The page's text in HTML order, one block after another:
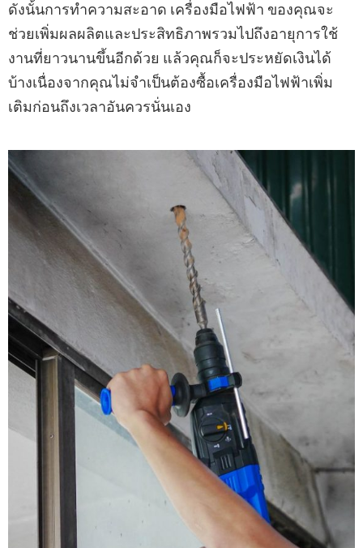
ดังนั้นการทำความสะอาด เครื่องมือไฟฟ้า ของคุณจะ
ช่วยเพิ่มผลผลิตและประสิทธิภาพรวมไปถึงอายุการใช้
งานที่ยาวนานขึ้นอีกด้วย แล้วคุณก็จะประหยัดเงินได้
บ้างเนื่องจากคุณไม่จำเป็นต้องซื้อเครื่องมือไฟฟ้าเพิ่ม
เติมก่อนถึงเวลาอันควรนั่นเอง